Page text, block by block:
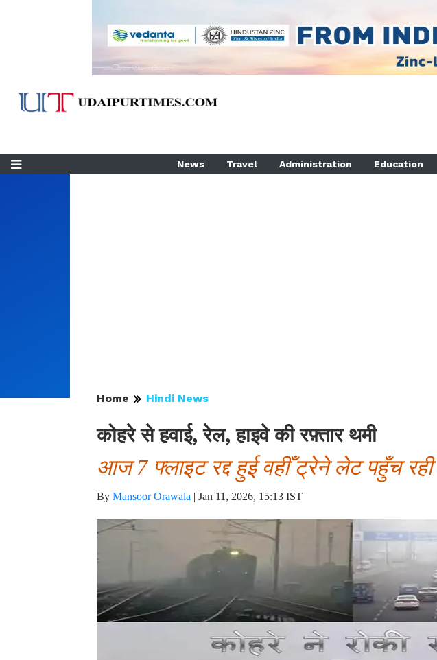
News Travel Administration Education
Home Hindi News
कोहरे से हवाई, रेल, हाइवे की रफ़्तार थमी
आज 7 फ्लाइट रद्द हुई वहीँ ट्रेने लेट पहुँच रही
By Mansoor Orawala | Jan 11, 2026, 15:13 IST